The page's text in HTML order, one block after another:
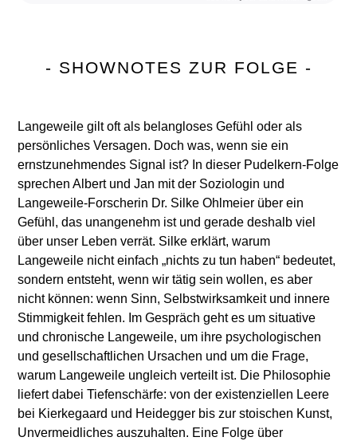
- SHOWNOTES ZUR FOLGE -
Langeweile gilt oft als belangloses Gefühl oder als
persönliches Versagen. Doch was, wenn sie ein
ernstzunehmendes Signal ist? In dieser Pudelkern-Folge
sprechen Albert und Jan mit der Soziologin und
Langeweile-Forscherin Dr. Silke Ohlmeier über ein
Gefühl, das unangenehm ist und gerade deshalb viel
über unser Leben verrät. Silke erklärt, warum
Langeweile nicht einfach „nichts zu tun haben“ bedeutet,
sondern entsteht, wenn wir tätig sein wollen, es aber
nicht können: wenn Sinn, Selbstwirksamkeit und innere
Stimmigkeit fehlen. Im Gespräch geht es um situative
und chronische Langeweile, um ihre psychologischen
und gesellschaftlichen Ursachen und um die Frage,
warum Langeweile ungleich verteilt ist. Die Philosophie
liefert dabei Tiefenschärfe: von der existenziellen Leere
bei Kierkegaard und Heidegger bis zur stoischen Kunst,
Unvermeidliches auszuhalten. Eine Folge über